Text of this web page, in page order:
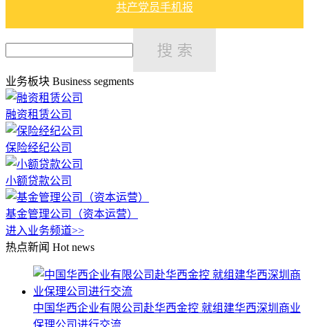
共产党员手机报
业务板块 Business segments
融资租赁公司
保险经纪公司
小额贷款公司
基金管理公司（资本运营）
进入业务频道>>
热点新闻 Hot news
中国华西企业有限公司赴华西金控 就组建华西深圳商业
保理公司进行交流